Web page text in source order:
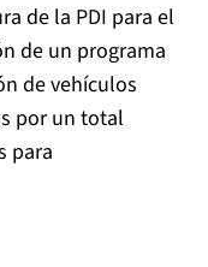
de la PDI para el
de un programa
de vehículos
por un total
para